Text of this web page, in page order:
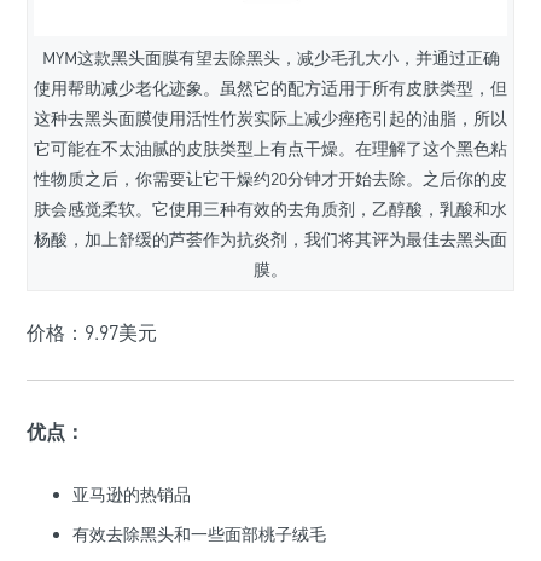
MYM这款黑头面膜有望去除黑头，减少毛孔大小，并通过正确
使用帮助减少老化迹象。虽然它的配方适用于所有皮肤类型，但
这种去黑头面膜使用活性竹炭实际上减少痤疮引起的油脂，所以
它可能在不太油腻的皮肤类型上有点干燥。在理解了这个黑色粘
性物质之后，你需要让它干燥约20分钟才开始去除。之后你的皮
肤会感觉柔软。它使用三种有效的去角质剂，乙醇酸，乳酸和水
杨酸，加上舒缓的芦荟作为抗炎剂，我们将其评为最佳去黑头面
膜。
价格：9.97美元
优点：
亚马逊的热销品
有效去除黑头和一些面部桃子绒毛